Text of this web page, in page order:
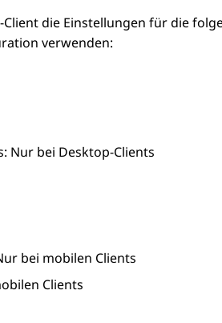
-Clientdie Einstellungen für die
verwenden:
Nur bei Desktop-Clients
bei mobilen Clients
Clients